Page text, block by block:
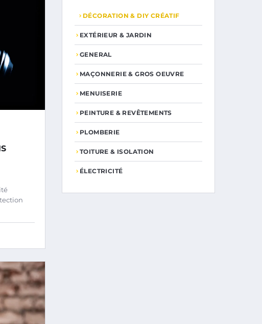
DÉCORATION & DIY CRÉATIF
EXTÉRIEUR & JARDIN
GENERAL
MAÇONNERIE & GROS OEUVRE
MENUISERIE
PEINTURE & REVÊTEMENTS
PLOMBERIE
TOITURE & ISOLATION
ÉLECTRICITÉ